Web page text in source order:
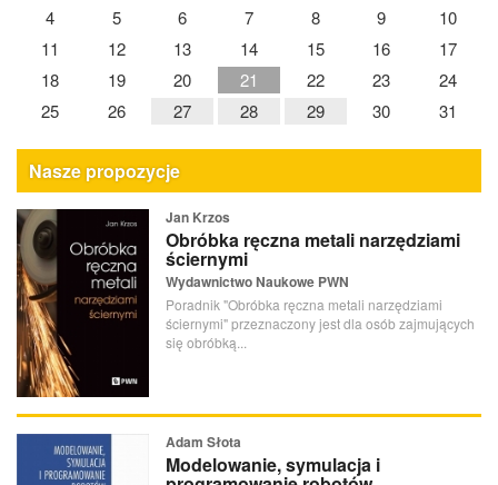
4
5 6 7 8 9
10
11
12 13 14 15 16
17
18
19 20 21 22 23
24
25
26 27 28 29 30 31
Nasze propozycje
Jan Krzos
Obróbka ręczna metali narzędziami
ściernymi
Wydawnictwo Naukowe PWN
Poradnik "Obróbka ręczna metali narzędziami
ściernymi" przeznaczony jest dla osób zajmujących
się obróbką...
Adam Słota
Modelowanie, symulacja i